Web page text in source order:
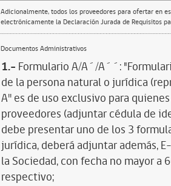
Adicionalmente, todos los proveedores para ofertar en
electrónicamente la Declaración Jurada de Requisitos
Documentos Administrativos
1.- Formulario A/A´/A´´:
de la persona natural o jurídica
A'' es de uso exclusivo para
proveedores (adjuntar cédula de
debe presentar uno de los 3
jurídica, deberá adjuntar además,
la Sociedad, con fecha no mayor a
respectivo;